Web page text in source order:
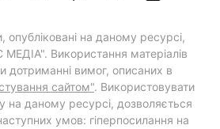
опубліковані на даному ресурсі,
Використання матеріалів
дотриманні вимог, описаних в
сайтом". Використовувати
на даному ресурсі, дозволяється
умов: гіперпосилання на